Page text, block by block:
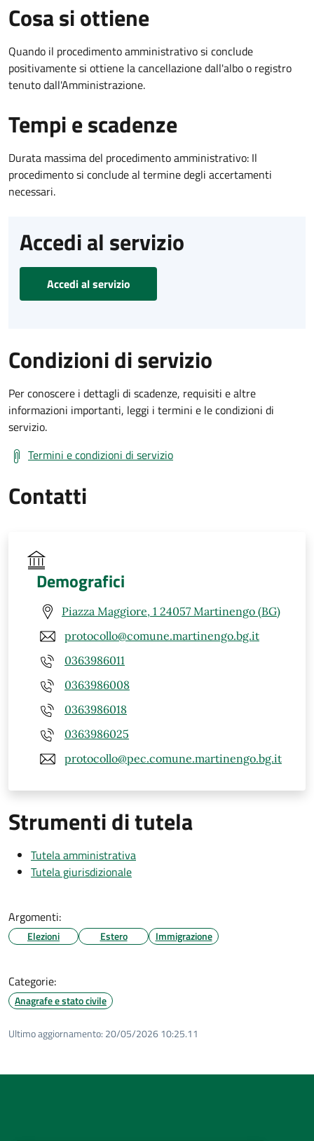
Cosa si ottiene
Quando il procedimento amministrativo si conclude
positivamente si ottiene la cancellazione dall'albo o registro
tenuto dall'Amministrazione.
Tempi e scadenze
Durata massima del procedimento amministrativo: Il
procedimento si conclude al termine degli accertamenti
necessari.
Accedi al servizio
Accedi al servizio
Condizioni di servizio
Per conoscere i dettagli di scadenze, requisiti e altre
informazioni importanti, leggi i termini e le condizioni di
servizio.
Termini e condizioni di servizio
Contatti
Demografici
Piazza Maggiore, 1 24057 Martinengo (BG)
protocollo@comune.martinengo.bg.it
0363986011
0363986008
0363986018
0363986025
protocollo@pec.comune.martinengo.bg.it
Strumenti di tutela
Tutela amministrativa
Tutela giurisdizionale
Argomenti:
Elezioni Estero Immigrazione
Categorie:
Anagrafe e stato civile
Ultimo aggiornamento: 20/05/2026 10:25.11